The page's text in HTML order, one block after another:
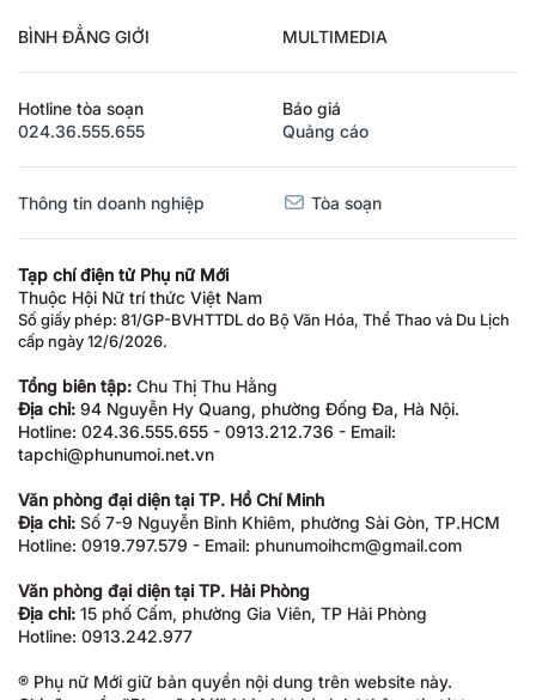
BÌNH ĐẲNG GIỚI MULTIMEDIA
Hotline tòa soạn
024.36.555.655
Báo giá
Quảng cáo
Thông tin doanh nghiệp Tòa soạn
Tạp chí điện tử Phụ nữ Mới
Thuộc Hội Nữ trí thức Việt Nam
Số giấy phép: 81/GP-BVHTTDL do Bộ Văn Hóa, Thể Thao và Du Lịch
cấp ngày 12/6/2026.
Tổng biên tập: Chu Thị Thu Hằng
Địa chỉ: 94 Nguyễn Hy Quang, phường Đống Đa, Hà Nội.
Hotline: 024.36.555.655 - 0913.212.736 - Email:
tapchi@phunumoi.net.vn
Văn phòng đại diện tại TP. Hồ Chí Minh
Địa chỉ: Số 7-9 Nguyễn Bỉnh Khiêm, phường Sài Gòn, TP.HCM
Hotline: 0919.797.579 - Email: phunumoihcm@gmail.com
Văn phòng đại diện tại TP. Hải Phòng
Địa chỉ: 15 phố Cấm, phường Gia Viên, TP Hải Phòng
Hotline: 0913.242.977
® Phụ nữ Mới giữ bản quyền nội dung trên website này.